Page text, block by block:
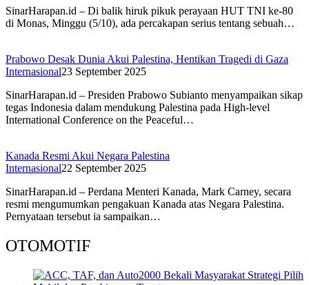
SinarHarapan.id – Di balik hiruk pikuk perayaan HUT TNI ke-80
di Monas, Minggu (5/10), ada percakapan serius tentang sebuah…
Prabowo Desak Dunia Akui Palestina, Hentikan Tragedi di Gaza
Internasional23 September 2025
SinarHarapan.id – Presiden Prabowo Subianto menyampaikan sikap
tegas Indonesia dalam mendukung Palestina pada High-level
International Conference on the Peaceful…
Kanada Resmi Akui Negara Palestina
Internasional22 September 2025
SinarHarapan.id – Perdana Menteri Kanada, Mark Carney, secara
resmi mengumumkan pengakuan Kanada atas Negara Palestina.
Pernyataan tersebut ia sampaikan…
OTOMOTIF